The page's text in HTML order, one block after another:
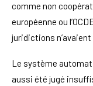
comme non
européenne ou
juridictions
Le système
aussi été jugé